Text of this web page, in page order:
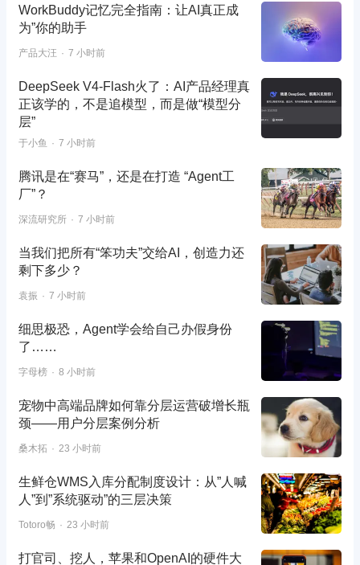
WorkBuddy记忆完全指南：让AI真正成
为”你的助手
产品大汪 7 小时前
DeepSeek V4-Flash火了：AI产品经理真
正该学的，不是追模型，而是做“模型分
层”
于小鱼 7 小时前
腾讯是在“赛马”，还是在打造 “Agent工
厂”？
深流研究所 7 小时前
当我们把所有“笨功夫”交给AI，创造力还
剩下多少？
袁振 7 小时前
细思极恐，Agent学会给自己办假身份
了……
字母榜 8 小时前
宠物中高端品牌如何靠分层运营破增长瓶
颈——用户分层案例分析
桑木拓 23 小时前
生鲜仓WMS入库分配制度设计：从”人喊
人”到”系统驱动”的三层决策
Totoro畅 23 小时前
打官司、挖人，苹果和OpenAI的硬件大